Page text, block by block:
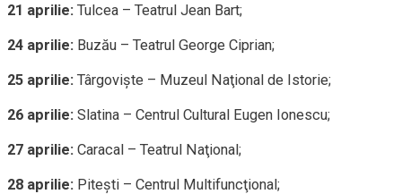
21 aprilie: Tulcea – Teatrul Jean Bart;
24 aprilie: Buzău – Teatrul George Ciprian;
25 aprilie: Târgovişte – Muzeul Naţional de Istorie;
26 aprilie: Slatina – Centrul Cultural Eugen Ionescu;
27 aprilie: Caracal – Teatrul Naţional;
28 aprilie: Piteşti – Centrul Multifuncţional;